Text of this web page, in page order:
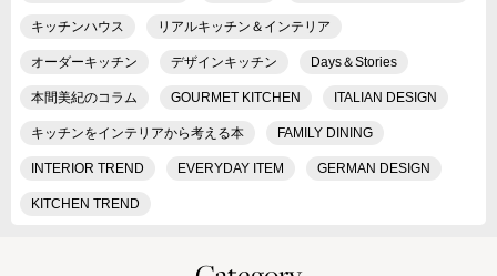
キッチンハウス リアルキッチン＆インテリア
オーダーキッチン デザインキッチン Days＆Stories
本間美紀のコラム GOURMET KITCHEN ITALIAN DESIGN
キッチンをインテリアから考える本 FAMILY DINING
INTERIOR TREND EVERYDAY ITEM GERMAN DESIGN
KITCHEN TREND